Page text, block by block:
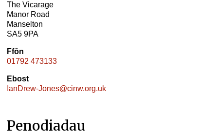
The Vicarage
Manor Road
Manselton
SA5 9PA
Ffôn
01792 473133
Ebost
IanDrew-Jones@cinw.org.uk
Penodiadau